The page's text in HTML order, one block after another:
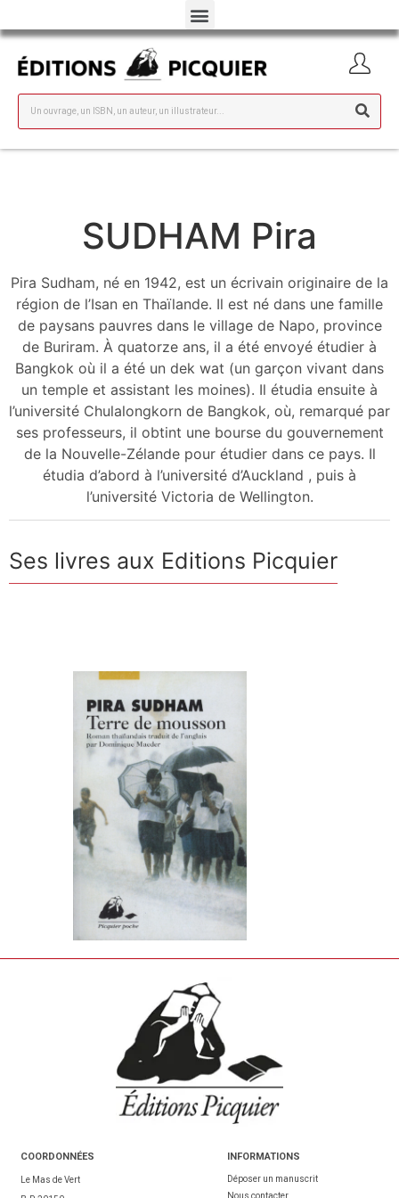
SUDHAM Pira
Pira Sudham, né en 1942, est un écrivain originaire de la
région de l’Isan en Thaïlande. Il est né dans une famille
de paysans pauvres dans le village de Napo, province
de Buriram. À quatorze ans, il a été envoyé étudier à
Bangkok où il a été un dek wat (un garçon vivant dans
un temple et assistant les moines). Il étudia ensuite à
l’université Chulalongkorn de Bangkok, où, remarqué par
ses professeurs, il obtint une bourse du gouvernement
de la Nouvelle-Zélande pour étudier dans ce pays. Il
étudia d’abord à l’université d’Auckland , puis à
l’université Victoria de Wellington.
Ses livres aux Editions Picquier
COORDONNÉES
Le Mas de Vert
INFORMATIONS
Déposer un manuscrit
Nous contacter